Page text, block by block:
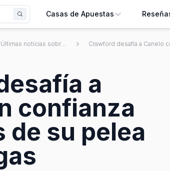
Casas de Apuestas
Últimas noticias sobre apuestas deportivas mexicanas
a
confianza
de su pelea